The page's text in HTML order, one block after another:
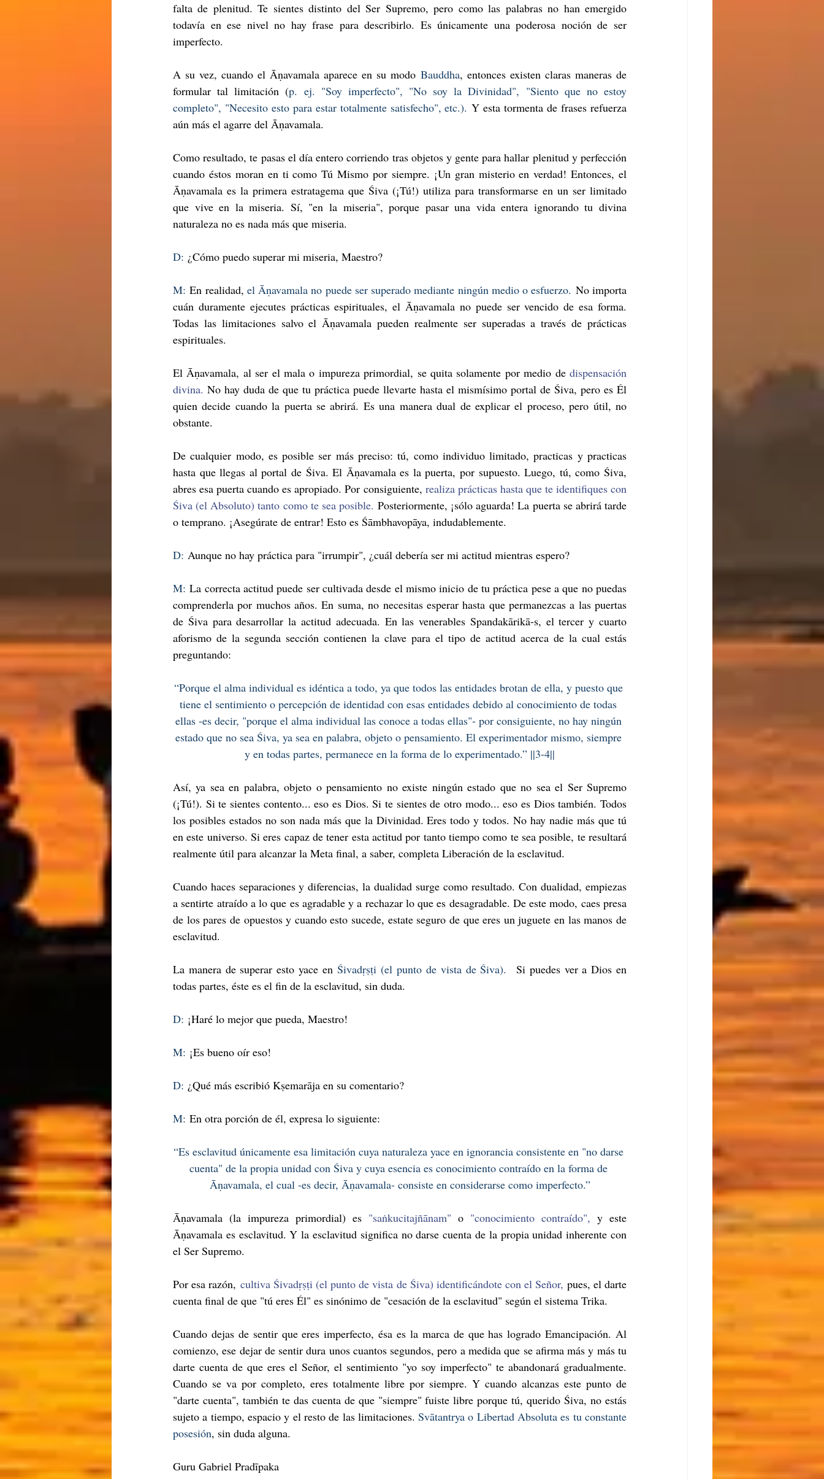
falta de plenitud. Te sientes distinto del Ser Supremo, pero como las palabras no han emergido
todavía en ese nivel no hay frase para describirlo. Es únicamente una poderosa noción de ser
imperfecto.
A su vez, cuando el Āṇavamala aparece en su modo Bauddha, entonces existen claras maneras de
formular tal limitación (p. ej. "Soy imperfecto", "No soy la Divinidad", "Siento que no estoy
completo", "Necesito esto para estar totalmente satisfecho", etc.). Y esta tormenta de frases refuerza
aún más el agarre del Āṇavamala.
Como resultado, te pasas el día entero corriendo tras objetos y gente para hallar plenitud y perfección
cuando éstos moran en ti como Tú Mismo por siempre. ¡Un gran misterio en verdad! Entonces, el
Āṇavamala es la primera estratagema que Śiva (¡Tú!) utiliza para transformarse en un ser limitado
que vive en la miseria. Sí, "en la miseria", porque pasar una vida entera ignorando tu divina
naturaleza no es nada más que miseria.
D: ¿Cómo puedo superar mi miseria, Maestro?
M: En realidad, el Āṇavamala no puede ser superado mediante ningún medio o esfuerzo. No importa
cuán duramente ejecutes prácticas espirituales, el Āṇavamala no puede ser vencido de esa forma.
Todas las limitaciones salvo el Āṇavamala pueden realmente ser superadas a través de prácticas
espirituales.
El Āṇavamala, al ser el mala o impureza primordial, se quita solamente por medio de dispensación
divina. No hay duda de que tu práctica puede llevarte hasta el mismísimo portal de Śiva, pero es Él
quien decide cuando la puerta se abrirá. Es una manera dual de explicar el proceso, pero útil, no
obstante.
De cualquier modo, es posible ser más preciso: tú, como individuo limitado, practicas y practicas
hasta que llegas al portal de Śiva. El Āṇavamala es la puerta, por supuesto. Luego, tú, como Śiva,
abres esa puerta cuando es apropiado. Por consiguiente, realiza prácticas hasta que te identifiques con
Śiva (el Absoluto) tanto como te sea posible. Posteriormente, ¡sólo aguarda! La puerta se abrirá tarde
o temprano. ¡Asegúrate de entrar! Esto es Śāmbhavopāya, indudablemente.
D: Aunque no hay práctica para "irrumpir", ¿cuál debería ser mi actitud mientras espero?
M: La correcta actitud puede ser cultivada desde el mismo inicio de tu práctica pese a que no puedas
comprenderla por muchos años. En suma, no necesitas esperar hasta que permanezcas a las puertas
de Śiva para desarrollar la actitud adecuada. En las venerables Spandakārikā-s, el tercer y cuarto
aforismo de la segunda sección contienen la clave para el tipo de actitud acerca de la cual estás
preguntando:
“Porque el alma individual es idéntica a todo, ya que todos las entidades brotan de ella, y puesto que
tiene el sentimiento o percepción de identidad con esas entidades debido al conocimiento de todas
ellas -es decir, "porque el alma individual las conoce a todas ellas"- por consiguiente, no hay ningún
estado que no sea Śiva, ya sea en palabra, objeto o pensamiento. El experimentador mismo, siempre
y en todas partes, permanece en la forma de lo experimentado.” ||3-4||
Así, ya sea en palabra, objeto o pensamiento no existe ningún estado que no sea el Ser Supremo
(¡Tú!). Si te sientes contento... eso es Dios. Si te sientes de otro modo... eso es Dios también. Todos
los posibles estados no son nada más que la Divinidad. Eres todo y todos. No hay nadie más que tú
en este universo. Si eres capaz de tener esta actitud por tanto tiempo como te sea posible, te resultará
realmente útil para alcanzar la Meta final, a saber, completa Liberación de la esclavitud.
Cuando haces separaciones y diferencias, la dualidad surge como resultado. Con dualidad, empiezas
a sentirte atraído a lo que es agradable y a rechazar lo que es desagradable. De este modo, caes presa
de los pares de opuestos y cuando esto sucede, estate seguro de que eres un juguete en las manos de
esclavitud.
La manera de superar esto yace en Śivadṛṣṭi (el punto de vista de Śiva).
Si puedes ver a Dios en
todas partes, éste es el fin de la esclavitud, sin duda.
D: ¡Haré lo mejor que pueda, Maestro!
M: ¡Es bueno oír eso!
D: ¿Qué más escribió Kṣemarāja en su comentario?
M: En otra porción de él, expresa lo siguiente:
“Es esclavitud únicamente esa limitación cuya naturaleza yace en ignorancia consistente en "no darse
cuenta" de la propia unidad con Śiva y cuya esencia es conocimiento contraído en la forma de
Āṇavamala, el cual -es decir, Āṇavamala- consiste en considerarse como imperfecto.”
Āṇavamala (la impureza primordial) es "saṅkucitajñānam" o "conocimiento contraído", y este
Āṇavamala es esclavitud. Y la esclavitud significa no darse cuenta de la propia unidad inherente con
el Ser Supremo.
Por esa razón, cultiva Śivadṛṣṭi (el punto de vista de Śiva) identificándote con el Señor, pues, el darte
cuenta final de que "tú eres Él" es sinónimo de "cesación de la esclavitud" según el sistema Trika.
Cuando dejas de sentir que eres imperfecto, ésa es la marca de que has logrado Emancipación. Al
comienzo, ese dejar de sentir dura unos cuantos segundos, pero a medida que se afirma más y más tu
darte cuenta de que eres el Señor, el sentimiento "yo soy imperfecto" te abandonará gradualmente.
Cuando se va por completo, eres totalmente libre por siempre. Y cuando alcanzas este punto de
"darte cuenta", también te das cuenta de que "siempre" fuiste libre porque tú, querido Śiva, no estás
sujeto a tiempo, espacio y el resto de las limitaciones. Svātantrya o Libertad Absoluta es tu constante
posesión, sin duda alguna.
Guru Gabriel Pradīpaka